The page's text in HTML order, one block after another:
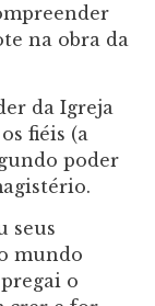
na obra da
da Igreja
fiéis (a
poder
seus
mundo
o